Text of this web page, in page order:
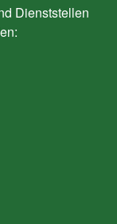
Dienststellen